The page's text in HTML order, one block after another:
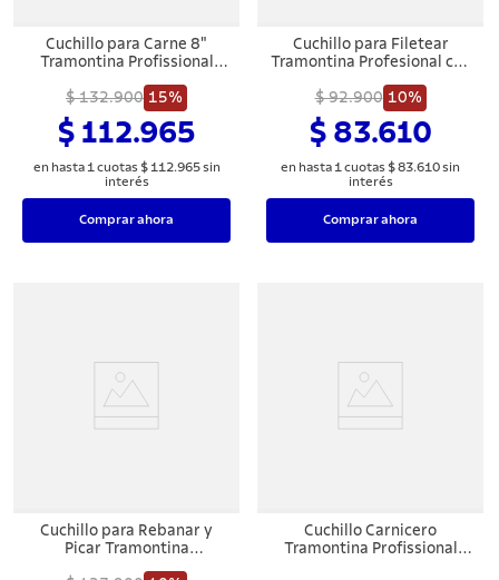
Cuchillo para Carne 8"
Tramontina Profissional
Inoxidable y Mango en
Polipropileno Blanco
$ 132.900 15%
$ 112.965
en hasta 1 cuotas $ 112.965sin
interés
Comprar ahora
Cuchillo para Filetear
Tramontina Profesional con
y Mango de Polipropileno
Blanco 8"
$ 92.900 10%
$ 83.610
en hasta 1 cuotas $83.610sin
interés
Comprar ahora
Cuchillo para Rebanar y
Picar Tramontina
Cuchillo Carnicero
Tramontina Profissional